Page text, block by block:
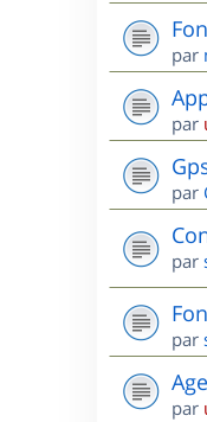
par
par
par
par
par
par